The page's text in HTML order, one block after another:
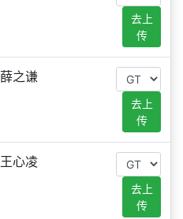
去上
传
薛之谦
去上
传
王心凌
去上
传